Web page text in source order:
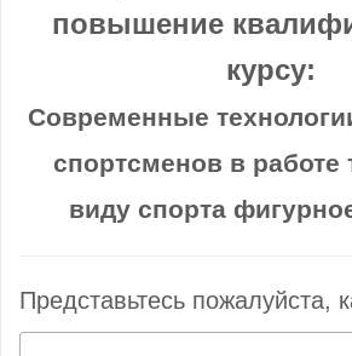
повышение
курсу:
Современные
спортсменов в работе
виду спорта
Представьтесь пожалуйста,